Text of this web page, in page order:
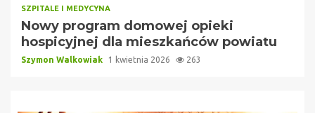
SZPITALE I MEDYCYNA
Nowy program domowej opieki
hospicyjnej dla mieszkańców powiatu
Szymon Walkowiak 1 kwietnia 2026 263